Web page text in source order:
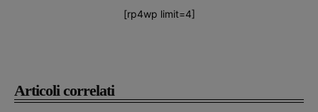
Articoli correlati
[rp4wp limit=4]